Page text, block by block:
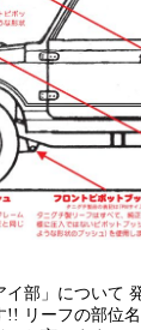
イ部」について
!! リーフの部位